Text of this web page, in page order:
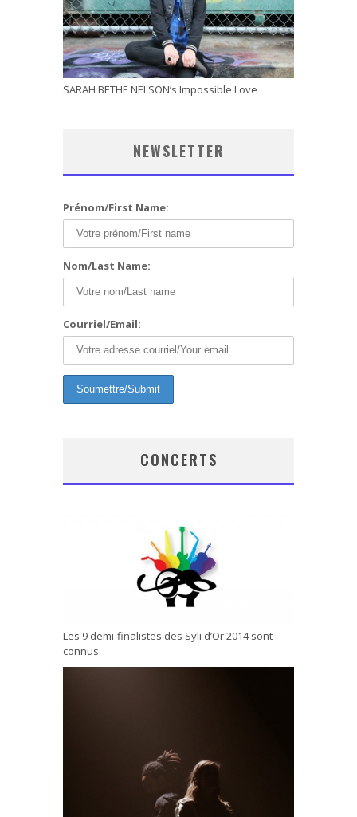
SARAH BETHE NELSON’s Impossible Love
NEWSLETTER
Prénom/First Name:
Nom/Last Name:
Courriel/Email:
CONCERTS
Les 9 demi-finalistes des Syli d’Or 2014 sont
connus